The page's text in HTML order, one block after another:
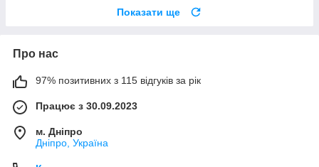
Показати ще
Про нас
97% позитивних з 115 відгуків за рік
Працює з 30.09.2023
м. Дніпро
Дніпро, Україна